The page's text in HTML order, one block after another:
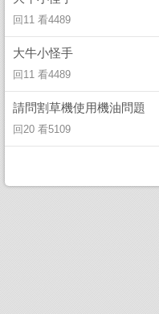
回11 看4489
大牛小怪手
回11 看4489
請問割草機使用機油問題
回20 看5109